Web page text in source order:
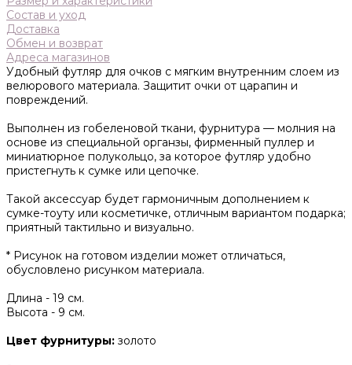
Состав и уход
Доставка
Обмен и возврат
Адреса магазинов
Удобный футляр для очков с мягким внутренним слоем из
велюрового материала. Защитит очки от царапин и
повреждений.
Выполнен из гобеленовой ткани, фурнитура — молния на
основе из специальной органзы, фирменный пуллер и
миниатюрное полукольцо, за которое футляр удобно
пристегнуть к сумке или цепочке.
Такой аксессуар будет гармоничным дополнением к
сумке-тоуту или косметичке, отличным вариантом подарка;
приятный тактильно и визуально.
* Рисунок на готовом изделии может отличаться,
обусловлено рисунком материала.
Длина - 19 см.
Высота - 9 см.
Цвет фурнитуры: золото